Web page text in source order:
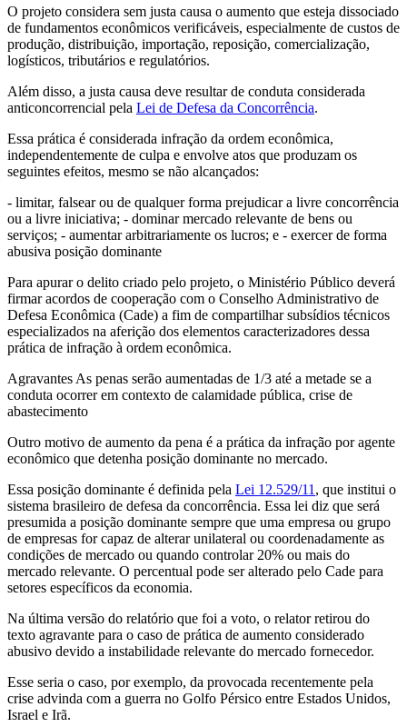
O projeto considera sem justa causa o aumento que esteja dissociado
de fundamentos econômicos verificáveis, especialmente de custos de
produção, distribuição, importação, reposição, comercialização,
logísticos, tributários e regulatórios.
Além disso, a justa causa deve resultar de conduta considerada
anticoncorrencial pela Lei de Defesa da Concorrência.
Essa prática é considerada infração da ordem econômica,
independentemente de culpa e envolve atos que produzam os
seguintes efeitos, mesmo se não alcançados:
- limitar, falsear ou de qualquer forma prejudicar a livre concorrência
ou a livre iniciativa; - dominar mercado relevante de bens ou
serviços; - aumentar arbitrariamente os lucros; e - exercer de forma
abusiva posição dominante
Para apurar o delito criado pelo projeto, o Ministério Público deverá
firmar acordos de cooperação com o Conselho Administrativo de
Defesa Econômica (Cade) a fim de compartilhar subsídios técnicos
especializados na aferição dos elementos caracterizadores dessa
prática de infração à ordem econômica.
Agravantes As penas serão aumentadas de 1/3 até a metade se a
conduta ocorrer em contexto de calamidade pública, crise de
abastecimento
Outro motivo de aumento da pena é a prática da infração por agente
econômico que detenha posição dominante no mercado.
Essa posição dominante é definida pela Lei 12.529/11 , que institui o
sistema brasileiro de defesa da concorrência. Essa lei diz que será
presumida a posição dominante sempre que uma empresa ou grupo
de empresas for capaz de alterar unilateral ou coordenadamente as
condições de mercado ou quando controlar 20% ou mais do
mercado relevante. O percentual pode ser alterado pelo Cade para
setores específicos da economia.
Na última versão do relatório que foi a voto, o relator retirou do
texto agravante para o caso de prática de aumento considerado
abusivo devido a instabilidade relevante do mercado fornecedor.
Esse seria o caso, por exemplo, da provocada recentemente pela
crise advinda com a guerra no Golfo Pérsico entre Estados Unidos,
Israel e Irã.